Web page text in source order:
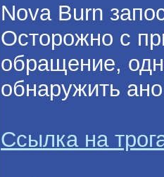
Nova Burn
Осторожно с
обращение,
обнаружить
Ссылка на